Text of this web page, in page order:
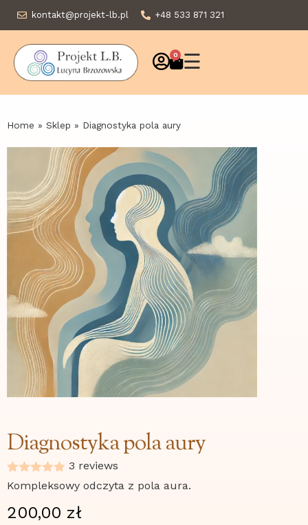
kontakt@projekt-lb.pl +48 533 871 321
0 ☰
Home » Sklep » Diagnostyka pola aury
Diagnostyka pola aury
Oceniony
na 5
podstawie
3
3 reviews
Kompleksowy odczyta z pola aura.
200,00 zł